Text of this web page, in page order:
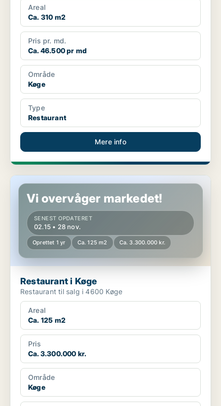
Areal
Ca. 310 m2
Pris pr. md.
Ca. 46.500 pr md
Område
Køge
Type
Restaurant
Mere info
Restaurant i Køge
Vi overvåger markedet!
SENEST OPDATERET
02.15 • 28 nov.
Oprettet 1 yr Ca. 125 m2 Ca. 3.300.000 kr.
Restaurant i Køge
Restaurant til salg i 4600 Køge
Areal
Ca. 125 m2
Pris
Ca. 3.300.000 kr.
Område
Køge